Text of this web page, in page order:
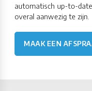
automatisch up-to-
overal aanwezig te zijn.
MAAK EEN